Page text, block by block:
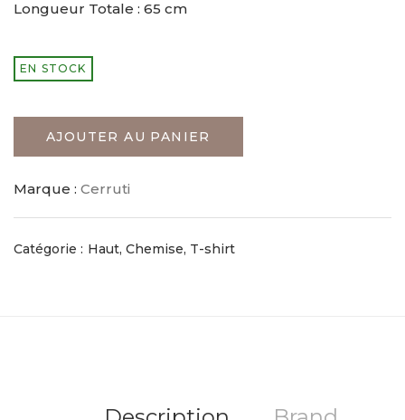
Longueur Totale : 65 cm
EN STOCK
AJOUTER AU PANIER
Marque : Cerruti
Catégorie : Haut, Chemise, T-shirt